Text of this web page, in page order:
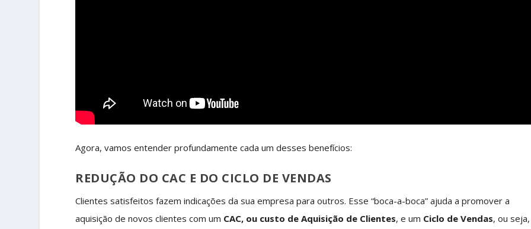
Agora, vamos entender profundamente cada um desses benefícios:
REDUÇÃO DO CAC E DO CICLO DE VENDAS
Clientes satisfeitos fazem indicações da sua empresa para outros. Esse “boca-a-boca” ajuda a promover a
aquisição de novos clientes com um CAC, ou custo de Aquisição de Clientes, e um Ciclo de Vendas, ou seja,